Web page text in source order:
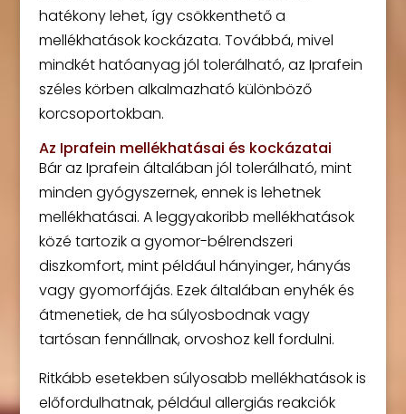
hatékony lehet, így csökkenthető a
mellékhatások kockázata. Továbbá, mivel
mindkét hatóanyag jól tolerálható, az Iprafein
széles körben alkalmazható különböző
korcsoportokban.
Az Iprafein mellékhatásai és kockázatai
Bár az Iprafein általában jól tolerálható, mint
minden gyógyszernek, ennek is lehetnek
mellékhatásai. A leggyakoribb mellékhatások
közé tartozik a gyomor-bélrendszeri
diszkomfort, mint például hányinger, hányás
vagy gyomorfájás. Ezek általában enyhék és
átmenetiek, de ha súlyosbodnak vagy
tartósan fennállnak, orvoshoz kell fordulni.
Ritkább esetekben súlyosabb mellékhatások is
előfordulhatnak, például allergiás reakciók